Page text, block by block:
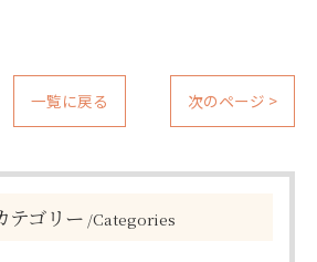
一覧に戻る 次のページ >
テゴリー Categories